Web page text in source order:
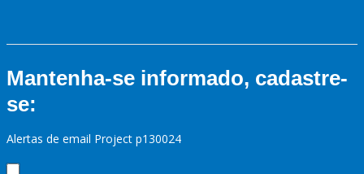
Mantenha-se informado, cadastre-
se:
Alertas de email Project p130024